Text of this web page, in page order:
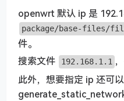
openwrt 默认 ip 是
package/base-files/
件。
搜索文件
192.168.1.1
此外，想要指定 ip 还可